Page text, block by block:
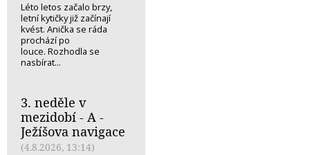
Léto letos začalo brzy,
letní kytičky již začínají
kvést. Anička se ráda
prochází po
louce. Rozhodla se
nasbírat...
3. neděle v
mezidobí - A -
Ježíšova navigace
(4.8.2026, 13:14)